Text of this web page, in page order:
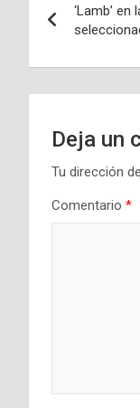
de
entradas
‘Lamb’
Deja un
Tu dirección
Comentario *